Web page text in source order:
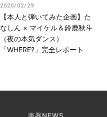
2020/02/29
【本人と弾いてみた企画】た
なしん × マイケル＆鈴鹿秋斗
（夜の本気ダンス）
「WHERE?」完全レポート